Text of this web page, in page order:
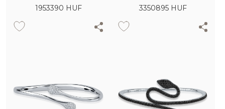
1953390 HUF 3350895 HUF